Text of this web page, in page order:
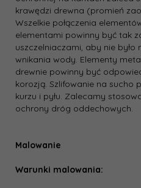
krawędzi drewna (promień
Wszelkie połączenia
elementami powinny być tak
uszczelniaczami, aby nie
wnikania wody. Elementy
drewnie powinny być
korozją. Szlifowanie na sucho
kurzu i pyłu. Zalecamy
ochrony dróg oddechowych.
Malowanie
Warunki malowania: